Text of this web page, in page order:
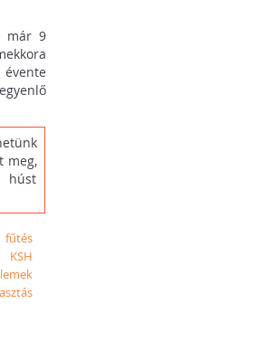
már 9
évente
meg,
húst
fűtés
KSH